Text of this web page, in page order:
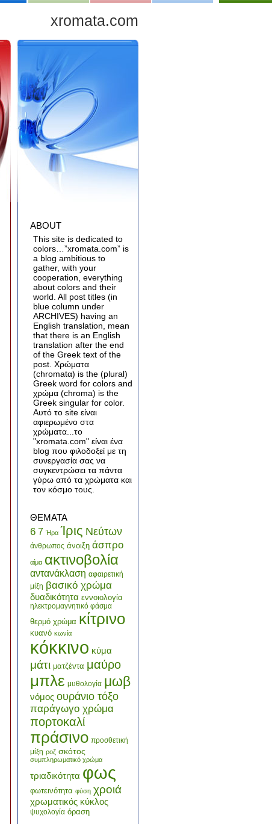
xromata.com
ABOUT
This site is dedicated to
colors…”xromata.com” is
a blog ambitious to
gather, with your
cooperation, everything
about colors and their
world. All post titles (in
blue column under
ARCHIVES) having an
English translation, mean
that there is an English
translation after the end
of the Greek text of the
post. Χρώματα
(chromatα) is the (plural)
Greek word for colors and
χρώμα (chroma) is the
Greek singular for color.
Αυτό το site είναι
αφιερωμένο στα
χρώματα...το
"xromata.com" είναι ένα
blog που φιλοδοξεί με τη
συνεργασία σας να
συγκεντρώσει τα πάντα
γύρω από τα χρώματα και
τον κόσμο τους.
ΘΕΜΑΤΑ
6 7 Ήρα Ίρις Νεύτων
άνθρωπος άνοιξη άσπρο
αίμα ακτινοβολία
αντανάκλαση αφαιρετική
μίξη βασικό χρώμα
δυαδικότητα εννοιολογία
ηλεκτρομαγνητικό φάσμα
θερμό χρώμα κίτρινο
κυανό κωνία
κόκκινο κύμα
μάτι ματζέντα μαύρο
μπλε μυθολογία μωβ
νόμος ουράνιο τόξο
παράγωγο χρώμα
πορτοκαλί
πράσινο προσθετική
μίξη ροζ σκότος
συμπληρωματικό χρώμα
τριαδικότητα φως
φωτεινότητα φύση χροιά
χρωματικός κύκλος
ψυχολογία όραση